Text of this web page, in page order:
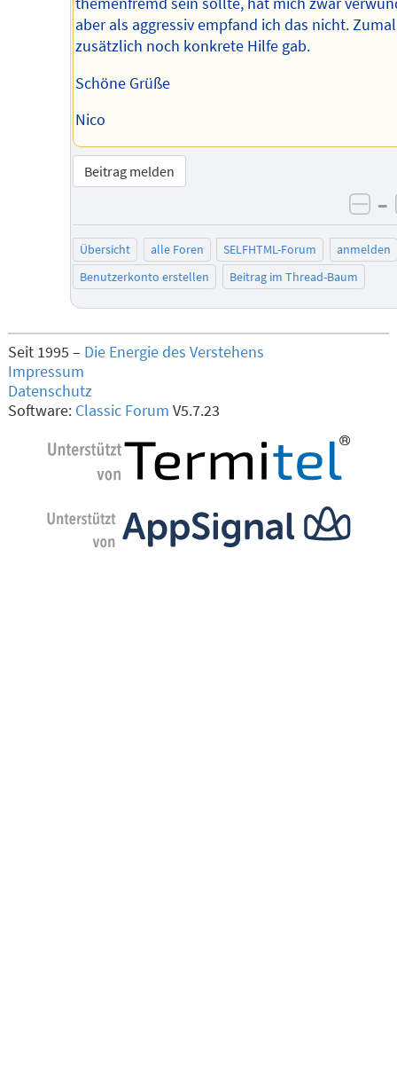
aber als aggressiv empfand ich das nicht.
zusätzlich noch konkrete Hilfe gab.
Schöne Grüße
Nico
Beitrag melden
–
Übersicht alle Foren SELFHTML-Forum
anmelden
Benutzerkonto erstellen
Beitrag im Thread-Baum
Seit 1995 – Die Energie des Verstehens
Impressum
Datenschutz
Software: Classic Forum V5.7.23